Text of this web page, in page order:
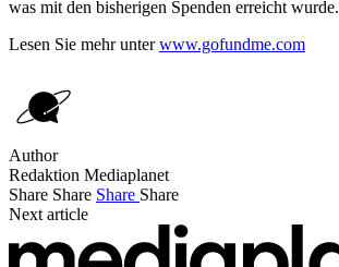
was mit den bisherigen Spenden erreicht wurde.
Lesen Sie mehr unterwww.gofundme.com
Author
Redaktion Mediaplanet
Share Share Share Share
Next article